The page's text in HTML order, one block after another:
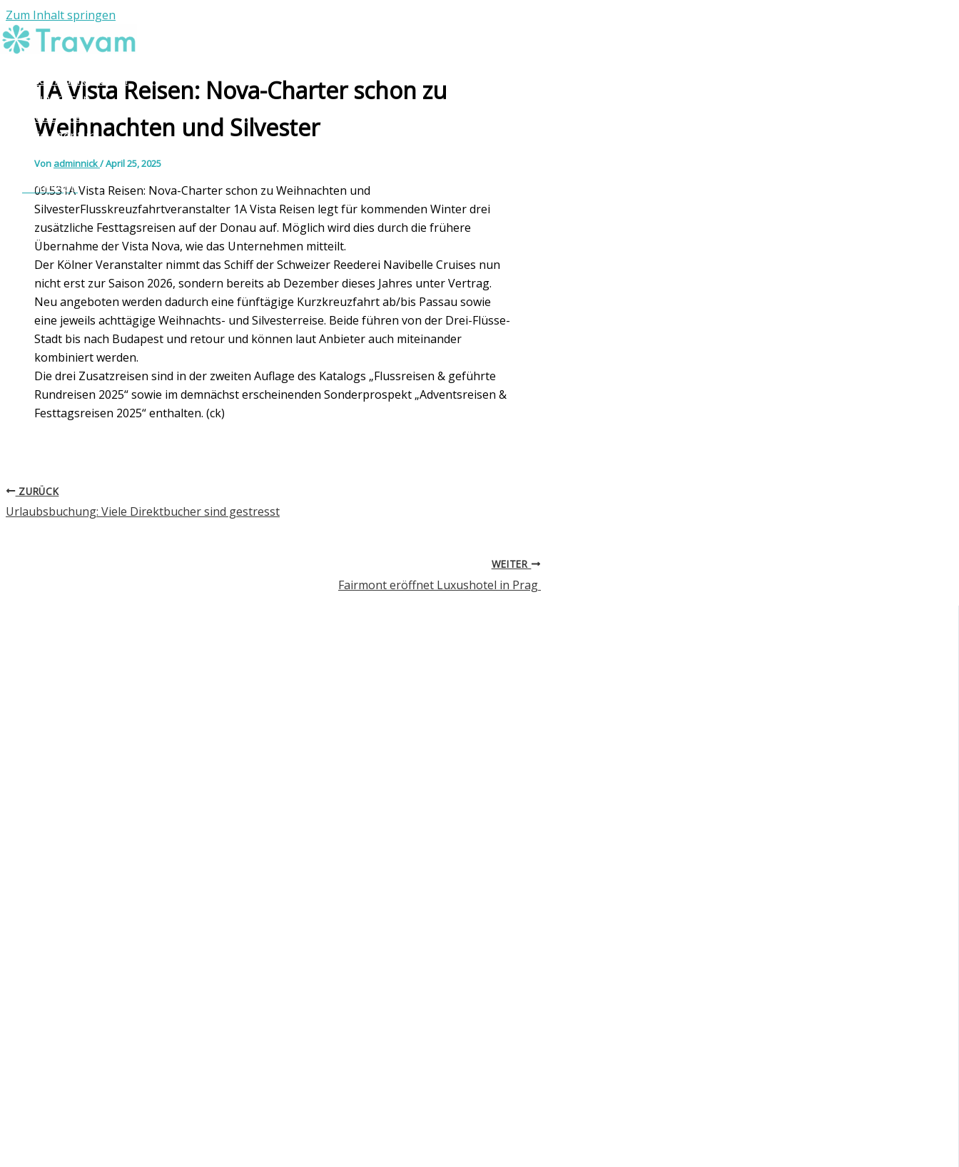
Zum Inhalt springen
Individuelle Reisen
Rundreisen
Reiseziele
Die Agentur
WhatsApp
1A Vista Reisen: Nova-Charter schon zu
Weihnachten und Silvester
Von adminnick/April 25, 2025
09:531A Vista Reisen: Nova-Charter schon zu Weihnachten und
SilvesterFlusskreuzfahrtveranstalter 1A Vista Reisen legt für kommenden Winter drei
zusätzliche Festtagsreisen auf der Donau auf. Möglich wird dies durch die frühere
Übernahme der Vista Nova, wie das Unternehmen mitteilt.
Der Kölner Veranstalter nimmt das Schiff der Schweizer Reederei Navibelle Cruises nun
nicht erst zur Saison 2026, sondern bereits ab Dezember dieses Jahres unter Vertrag.
Neu angeboten werden dadurch eine fünftägige Kurzkreuzfahrt ab/bis Passau sowie
eine jeweils achttägige Weihnachts- und Silvesterreise. Beide führen von der Drei-Flüsse-
Stadt bis nach Budapest und retour und können laut Anbieter auch miteinander
kombiniert werden.
Die drei Zusatzreisen sind in der zweiten Auflage des Katalogs „Flussreisen & geführte
Rundreisen 2025“ sowie im demnächst erscheinenden Sonderprospekt „Adventsreisen &
Festtagsreisen 2025“ enthalten. (ck)
ZURÜCK
Urlaubsbuchung: Viele Direktbucher sind gestresst
WEITER
Fairmont eröffnet Luxushotel in Prag